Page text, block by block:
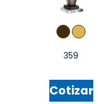
359
Cotizar